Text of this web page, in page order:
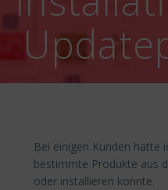
Bei einigen Kunden hatte
bestimmte Produkte aus
oder installieren konnte.